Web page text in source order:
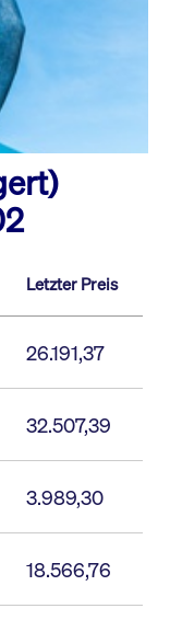
Letzter Preis
26.191,37
32.507,39
3.989,30
18.566,76